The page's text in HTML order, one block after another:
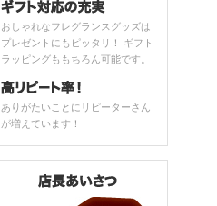
おしゃれなフレグランスグッズは
プレゼントにもピッタリ！ ギフト
ラッピングももちろん可能です。
ありがたいことにリピーターさん
が増えています！